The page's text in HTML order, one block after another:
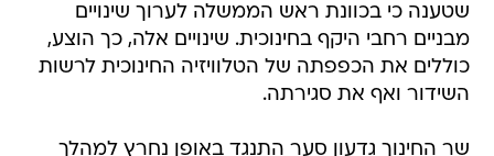
שטענה כי בכוונת ראש הממשלה לערוך שינויים
מבניים רחבי היקף בחינוכית. שינויים אלה, כך הוצע,
כוללים את הכפפתה של הטלוויזיה החינוכית לרשות
השידור ואף את סגירתה.
שר החינוך גדעון סער התנגד באופן נחרץ למהלך